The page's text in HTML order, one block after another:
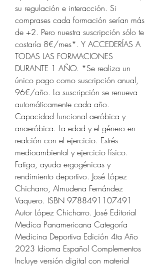
su regulación e interacción. Si
comprases cada formación serían más
de +2. Pero nuestra suscripción sólo te
costaría 8€/mes*. Y ACCEDERÍAS A
TODAS LAS FORMACIONES
DURANTE 1 AÑO. *Se realiza un
único pago como suscripción anual,
96€/año. La suscripción se renueva
automáticamente cada año.
Capacidad funcional aeróbica y
anaeróbica. La edad y el género en
realción con el ejercicio. Estrés
medioambiental y ejercicio físico.
Fatiga, ayuda ergogénicas y
rendimiento deportivo. José López
Chicharro, Almudena Fernández
Vaquero. ISBN 9788491107491
Autor López Chicharro. José Editorial
Medica Panamericana Categoría
Medicina Deportiva Edición 4ta Año
2023 Idioma Español Complementos
Incluye versión digital con material